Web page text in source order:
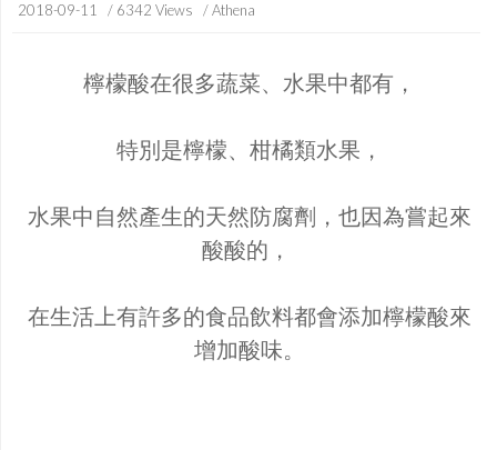
2018-09-11 / 6342 Views / Athena
檸檬酸在很多蔬菜、水果中都有 ，
特別是檸檬、柑橘類水果，
水果中自然產生的天然防腐劑，也因為嘗起來
酸酸的，
在生活上有許多的食品飲料都會添加檸檬酸來
增加酸味。